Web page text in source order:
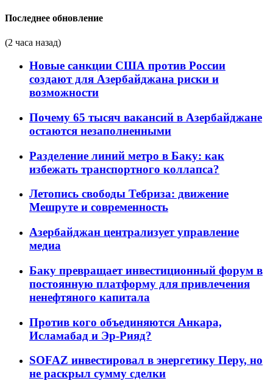
Последнее обновление
(2 часа назад)
Новые санкции США против России
создают для Азербайджана риски и
возможности
Почему 65 тысяч вакансий в Азербайджане
остаются незаполненными
Разделение линий метро в Баку: как
избежать транспортного коллапса?
Летопись свободы Тебриза: движение
Мешруте и современность
Азербайджан централизует управление
медиа
Баку превращает инвестиционный форум в
постоянную платформу для привлечения
ненефтяного капитала
Против кого объединяются Анкара,
Исламабад и Эр-Рияд?
SOFAZ инвестировал в энергетику Перу, но
не раскрыл сумму сделки